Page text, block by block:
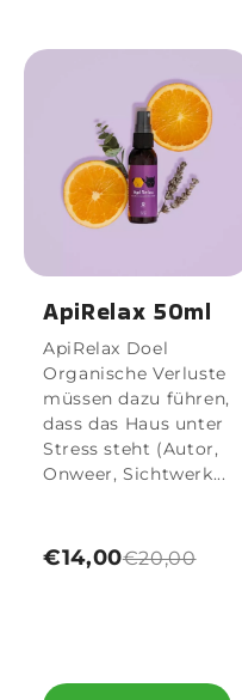
ApiRelax 50ml
ApiRelax Doel
Organische Verluste
müssen dazu führen,
dass das Haus unter
Stress steht (Autor,
Onweer, Sichtwerk...
€14,00€20,00